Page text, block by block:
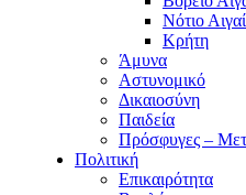
Νότιο
Κρήτη
Άμυνα
Αστυνομικό
Δικαιοσύνη
Παιδεία
Πρόσφυγες –
Πολιτική
Επικαιρότητα